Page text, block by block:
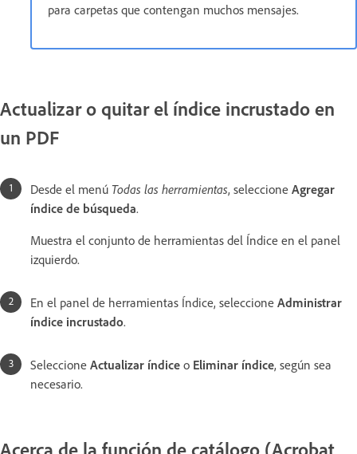
para carpetas que contengan muchos mensajes.
Actualizar o quitar el índice incrustado en
un PDF
Desde el menú Todas las herramientas, seleccione Agregar
índice de búsqueda.
Muestra el conjunto de herramientas del Índice en el panel
izquierdo.
En el panel de herramientas Índice, seleccione Administrar
índice incrustado.
Seleccione Actualizar índice o Eliminar índice, según sea
necesario.